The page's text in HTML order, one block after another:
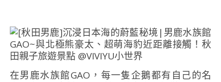
在男鹿水族館GAO，每一隻企鵝都有自己的名